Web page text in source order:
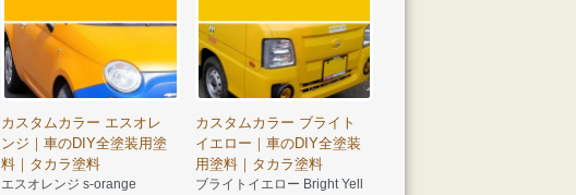
カスタムカラー エスオレ
ンジ｜車のDIY全塗装用塗
料｜タカラ塗料
エスオレンジ s-orange
カスタムカラー ブライト
イエロー｜車のDIY全塗装
用塗料｜タカラ塗料
ブライトイエロー Bright Yell